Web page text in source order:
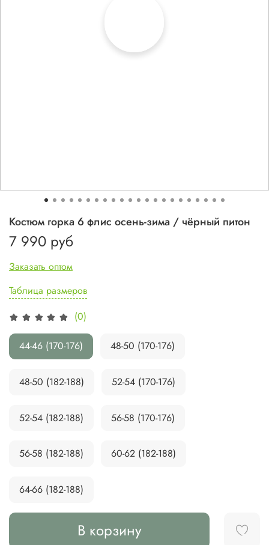
(0)
Костюм горка 6 флис осень-зима / чёрный питон
7 990 руб
Заказать оптом
Таблица размеров
В корзину
44-46 (170-176) 48-50 (170-176)
48-50 (182-188) 52-54 (170-176)
52-54 (182-188) 56-58 (170-176)
56-58 (182-188) 60-62 (182-188)
64-66 (182-188)